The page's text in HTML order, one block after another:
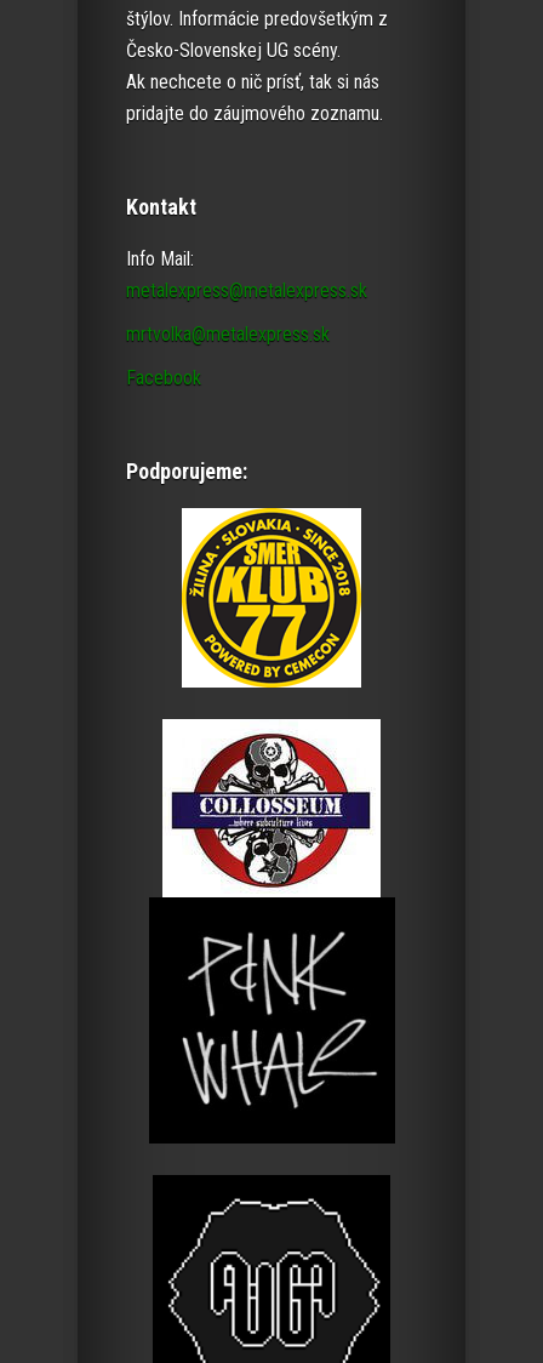
štýlov. Informácie predovšetkým z
Česko-Slovenskej UG scény.
Ak nechcete o nič prísť, tak si nás
pridajte do záujmového zoznamu.
Kontakt
Info Mail:
metalexpress@metalexpress.sk
mrtvolka@metalexpress.sk
Facebook
Podporujeme: